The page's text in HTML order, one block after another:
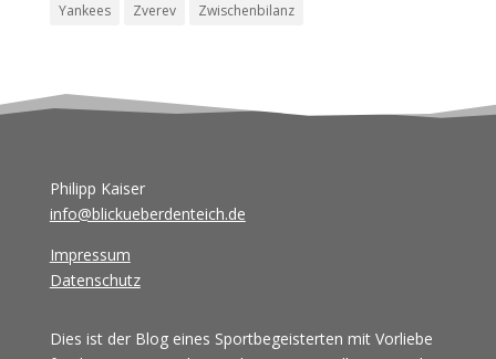
Yankees
Zverev Zwischenbilanz
Philipp Kaiser
info@blickueberdenteich.de
Impressum
Datenschutz
Dies ist der Blog eines Sportbegeisterten mit Vorliebe